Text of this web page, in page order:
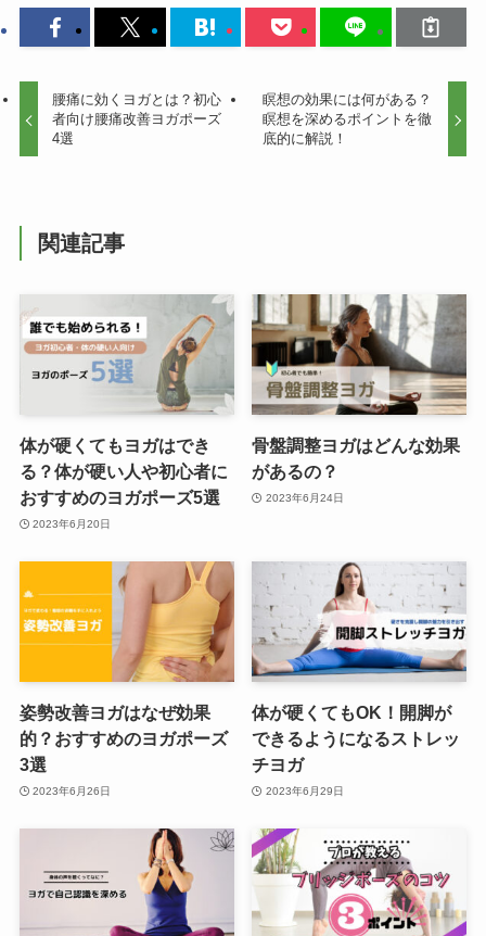
腰痛に効くヨガとは？初心
者向け腰痛改善ヨガポーズ
4選
瞑想の効果には何がある？
瞑想を深めるポイントを徹
底的に解説！
関連記事
体が硬くてもヨガはでき
る？体が硬い人や初心者に
おすすめのヨガポーズ5選
2023年6月20日
骨盤調整ヨガはどんな効果
があるの？
2023年6月24日
姿勢改善ヨガはなぜ効果
的？おすすめのヨガポーズ
3選
2023年6月26日
体が硬くてもOK！開脚が
できるようになるストレッ
チヨガ
2023年6月29日